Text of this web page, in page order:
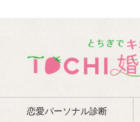
恋愛パーソナル診断